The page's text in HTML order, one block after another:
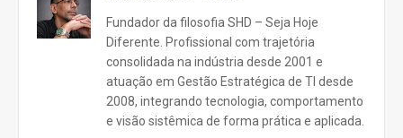
Fundador da filosofia SHD – Seja Hoje
Diferente. Profissional com trajetória
consolidada na indústria desde 2001 e
atuação em Gestão Estratégica de TI desde
2008, integrando tecnologia, comportamento
e visão sistêmica de forma prática e aplicada.